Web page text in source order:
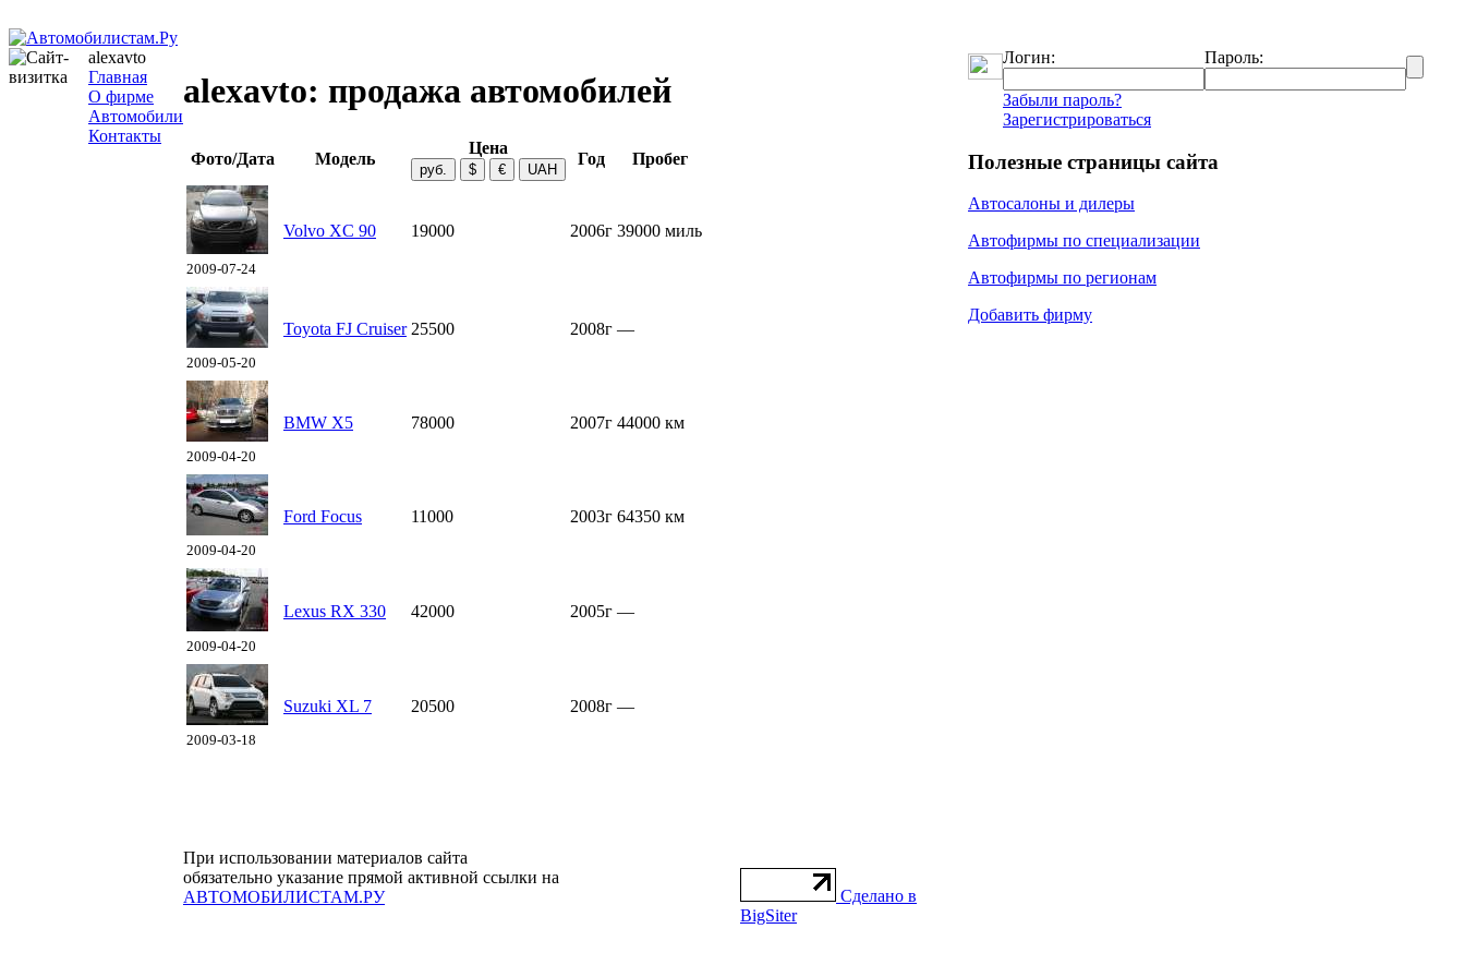
alexavto
Главная
О фирме
Автомобили
Контакты
alexavto: продажа автомобилей
Фото/Дата Модель
Цена
Год Пробег
2009-07-24
Volvo XC 90 19000 2006г 39000 миль
2009-05-20
Toyota FJ Cruiser 25500 2008г —
2009-04-20
BMW X5 78000 2007г 44000 км
2009-04-20
Ford Focus 11000 2003г 64350 км
2009-04-20
Lexus RX 330 42000 2005г —
2009-03-18
Suzuki XL 7 20500 2008г —
При использовании материалов сайта
обязательно указание прямой активной ссылки на
АВТОМОБИЛИСТАМ.РУ
Сделано в
BigSiter
Логин: Пароль:
Забыли пароль?
Зарегистрироваться
Полезные страницы сайта
Автосалоны и дилеры
Автофирмы по специализации
Автофирмы по регионам
Добавить фирму